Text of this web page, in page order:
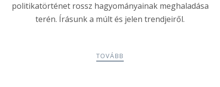
politikatörténet rossz hagyományainak meghaladása
terén. Írásunk a múlt és jelen trendjeiről.
TOVÁBB